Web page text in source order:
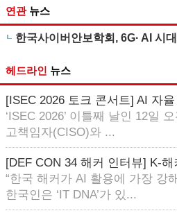
연관 뉴스
한국사이버안보학회, 6G· AI 시
헤드라인 뉴스
[ISEC 2026 토크 콘서트] AI 자
‘ISEC 2026’ 이틀째 날인 12일
고책임자(CISO)와 ...
[DEF CON 34 해커 인터뷰] K-
“한국 해커가 AI 활용에 가장 강
한국인은 ‘IT DNA’가 있...